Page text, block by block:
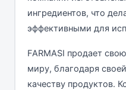
ингредиентов, что
эффективными для
FARMASI продает
миру, благодаря
качеству продуктов.